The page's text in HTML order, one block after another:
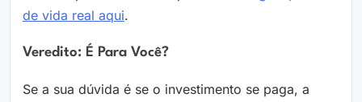
de vida real aqui.
Veredito: É Para Você?
Se a sua dúvida é se o investimento se paga, a